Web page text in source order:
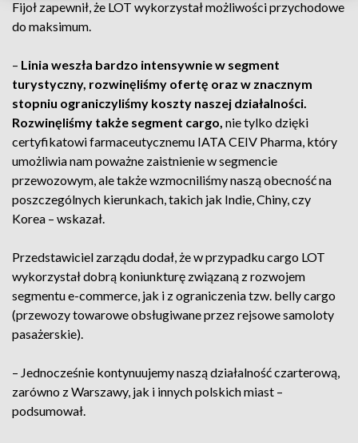
Fijoł zapewnił, że LOT wykorzystał możliwości przychodowe
do maksimum.
– Linia weszła bardzo intensywnie w segment
turystyczny, rozwinęliśmy ofertę oraz w znacznym
stopniu ograniczyliśmy koszty naszej działalności.
Rozwinęliśmy także segment cargo, nie tylko dzięki
certyfikatowi farmaceutycznemu IATA CEIV Pharma, który
umożliwia nam poważne zaistnienie w segmencie
przewozowym, ale także wzmocniliśmy naszą obecność na
poszczególnych kierunkach, takich jak Indie, Chiny, czy
Korea – wskazał.
Przedstawiciel zarządu dodał, że w przypadku cargo LOT
wykorzystał dobrą koniunkturę związaną z rozwojem
segmentu e-commerce, jak i z ograniczenia tzw. belly cargo
(przewozy towarowe obsługiwane przez rejsowe samoloty
pasażerskie).
– Jednocześnie kontynuujemy naszą działalność czarterową,
zarówno z Warszawy, jak i innych polskich miast –
podsumował.